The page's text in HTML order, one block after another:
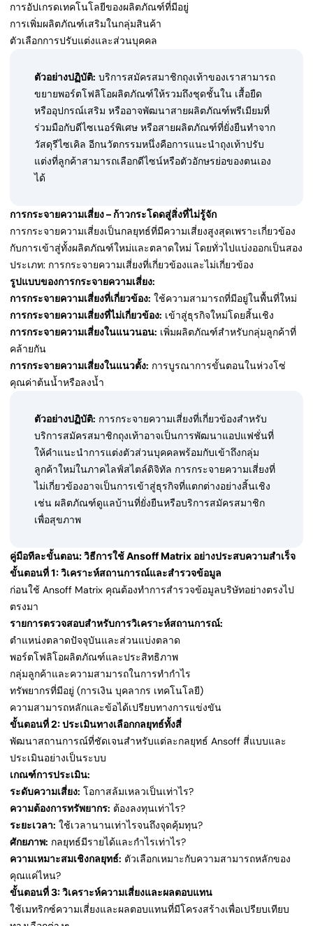
การอัปเกรดเทคโนโลยีของผลิตภัณฑ์ที่มีอยู่
การเพิ่มผลิตภัณฑ์เสริมในกลุ่มสินค้า
ตัวเลือกการปรับแต่งและส่วนบุคคล
ตัวอย่างปฏิบัติ: บริการสมัครสมาชิกถุงเท้าของเราสามารถ
ขยายพอร์ตโฟลิโอผลิตภัณฑ์ให้รวมถึงชุดชั้นใน เสื้อยืด
หรืออุปกรณ์เสริม หรืออาจพัฒนาสายผลิตภัณฑ์พรีเมียมที่
ร่วมมือกับดีไซเนอร์พิเศษ หรือสายผลิตภัณฑ์ที่ยั่งยืนทำจาก
วัสดุรีไซเคิล อีกนวัตกรรมหนึ่งคือการแนะนำถุงเท้าปรับ
แต่งที่ลูกค้าสามารถเลือกดีไซน์หรือตัวอักษรย่อของตนเอง
ได้
การกระจายความเสี่ยง – ก้าวกระโดดสู่สิ่งที่ไม่รู้จัก
การกระจายความเสี่ยงเป็นกลยุทธ์ที่มีความเสี่ยงสูงสุดเพราะเกี่ยวข้อง
กับการเข้าสู่ทั้งผลิตภัณฑ์ใหม่และตลาดใหม่ โดยทั่วไปแบ่งออกเป็นสอง
ประเภท: การกระจายความเสี่ยงที่เกี่ยวข้องและไม่เกี่ยวข้อง
รูปแบบของการกระจายความเสี่ยง:
การกระจายความเสี่ยงที่เกี่ยวข้อง: ใช้ความสามารถที่มีอยู่ในพื้นที่ใหม่
การกระจายความเสี่ยงที่ไม่เกี่ยวข้อง: เข้าสู่ธุรกิจใหม่โดยสิ้นเชิง
การกระจายความเสี่ยงในแนวนอน: เพิ่มผลิตภัณฑ์สำหรับกลุ่มลูกค้าที่
คล้ายกัน
การกระจายความเสี่ยงในแนวตั้ง: การบูรณาการขั้นตอนในห่วงโซ่
คุณค่าต้นน้ำหรือลงน้ำ
ตัวอย่างปฏิบัติ: การกระจายความเสี่ยงที่เกี่ยวข้องสำหรับ
บริการสมัครสมาชิกถุงเท้าอาจเป็นการพัฒนาแอปแฟชั่นที่
ให้คำแนะนำการแต่งตัวส่วนบุคคลพร้อมกับเข้าถึงกลุ่ม
ลูกค้าใหม่ในภาคไลฟ์สไตล์ดิจิทัล การกระจายความเสี่ยงที่
ไม่เกี่ยวข้องอาจเป็นการเข้าสู่ธุรกิจที่แตกต่างอย่างสิ้นเชิง
เช่น ผลิตภัณฑ์ดูแลบ้านที่ยั่งยืนหรือบริการสมัครสมาชิก
เพื่อสุขภาพ
คู่มือทีละขั้นตอน: วิธีการใช้ Ansoff Matrix อย่างประสบความสำเร็จ
ขั้นตอนที่ 1: วิเคราะห์สถานการณ์และสำรวจข้อมูล
ก่อนใช้ Ansoff Matrix คุณต้องทำการสำรวจข้อมูลบริษัทอย่างตรงไป
ตรงมา
รายการตรวจสอบสำหรับการวิเคราะห์สถานการณ์:
ตำแหน่งตลาดปัจจุบันและส่วนแบ่งตลาด
พอร์ตโฟลิโอผลิตภัณฑ์และประสิทธิภาพ
กลุ่มลูกค้าและความสามารถในการทำกำไร
ทรัพยากรที่มีอยู่ (การเงิน บุคลากร เทคโนโลยี)
ความสามารถหลักและข้อได้เปรียบทางการแข่งขัน
ขั้นตอนที่ 2: ประเมินทางเลือกกลยุทธ์ทั้งสี่
พัฒนาสถานการณ์ที่ชัดเจนสำหรับแต่ละกลยุทธ์ Ansoff สี่แบบและ
ประเมินอย่างเป็นระบบ
เกณฑ์การประเมิน:
ระดับความเสี่ยง: โอกาสล้มเหลวเป็นเท่าไร?
ความต้องการทรัพยากร: ต้องลงทุนเท่าไร?
ระยะเวลา: ใช้เวลานานเท่าไรจนถึงจุดคุ้มทุน?
ศักยภาพ: กลยุทธ์มีรายได้และกำไรเท่าไร?
ความเหมาะสมเชิงกลยุทธ์: ตัวเลือกเหมาะกับความสามารถหลักของ
คุณแค่ไหน?
ขั้นตอนที่ 3: วิเคราะห์ความเสี่ยงและผลตอบแทน
ใช้เมทริกซ์ความเสี่ยงและผลตอบแทนที่มีโครงสร้างเพื่อเปรียบเทียบ